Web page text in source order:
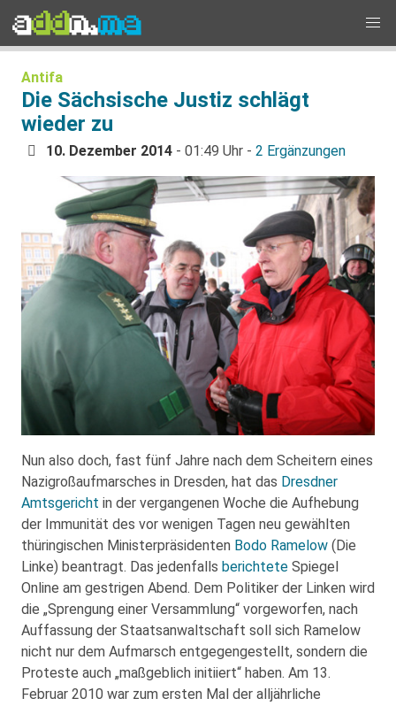
Antifa
Die Sächsische Justiz schlägt
wieder zu
10. Dezember 2014 - 01:49 Uhr - 2 Ergänzungen
Nun also doch, fast fünf Jahre nach dem Scheitern eines
Nazigroßaufmarsches in Dresden, hat das Dresdner
Amtsgericht in der vergangenen Woche die Aufhebung
der Immunität des vor wenigen Tagen neu gewählten
thüringischen Ministerpräsidenten Bodo Ramelow (Die
Linke) beantragt. Das jedenfalls berichtete Spiegel
Online am gestrigen Abend. Dem Politiker der Linken wird
die „Sprengung einer Versammlung“ vorgeworfen, nach
Auffassung der Staatsanwaltschaft soll sich Ramelow
nicht nur dem Aufmarsch entgegengestellt, sondern die
Proteste auch „maßgeblich initiiert“ haben. Am 13.
Februar 2010 war zum ersten Mal der alljährliche